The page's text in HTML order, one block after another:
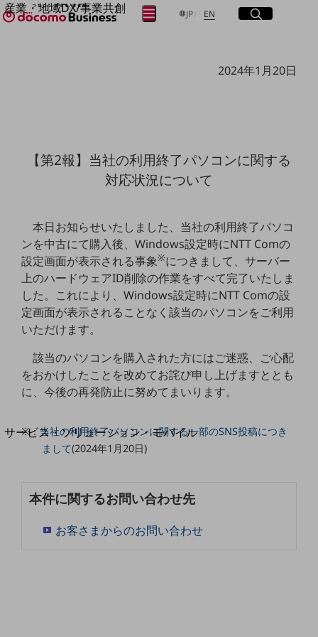
産業・地域DX/事業共創
OPEN HUB for Plural Futures
産業・地域DXプラットフォーマーとして
企業と地域が持続成長する社会を目指します
Smart Healthcare
Smart Industry
Smart Mobility
Smart Worksite
生成AI(Generative AI)
地域の取り組み
地域社会を支える皆さまと地域課題の解決や
地域経済のさらなる活性化に取り組みます
自治体・地域社会との共創
LGPF(Local Government Platform)
別ウィンドウで開きます
サービス・ソリューション・モバイル
サービス・ソリューションTOP
カテゴリーで探す
JP日本語
EN Englishサイト内検索
開く
メニュー
開く
取り組みを検索
2024年1月20日
【第2報】当社の利用終了パソコンに関する
対応状況について
本日お知らせいたしました、当社の利用終了パソコ
ンを中古にて購入後、Windows設定時にNTT Comの
設定画面が表示される事象※につきまして、サーバー
上のハードウェアID削除の作業をすべて完了いたしま
した。これにより、Windows設定時にNTT Comの設
定画面が表示されることなく該当のパソコンをご利用
いただけます。
該当のパソコンを購入された方にはご迷惑、ご心配
をおかけしたことを改めてお詫び申し上げますととも
に、今後の再発防止に努めてまいります。
※：当社の利用終了パソコンに関する一部のSNS投稿につき
まして(2024年1月20日)
本件に関するお問い合わせ先
お客さまからのお問い合わせ